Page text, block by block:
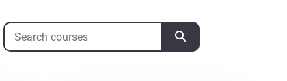
Search courses
Search courses